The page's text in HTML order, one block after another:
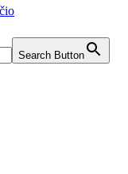
Search Button